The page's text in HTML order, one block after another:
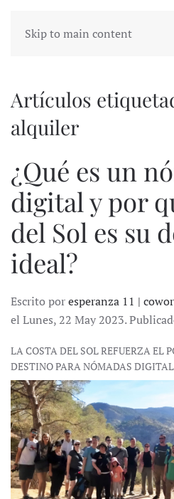
Skip to main content
Artículos
alquiler
¿Qué es un
digital y por
del Sol es su
ideal?
Escrito poresperanza 11 |
el Lunes, 22 May 2023.
LA COSTA DEL SOL REFUERZA EL
DESTINO PARA NÓMADAS